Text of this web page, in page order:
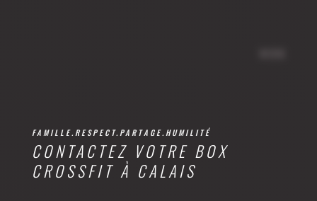
FAMILLE.RESPECT.PARTAGE.HUMILITÉ
CONTACTEZ VOTRE BOX
CROSSFIT À CALAIS